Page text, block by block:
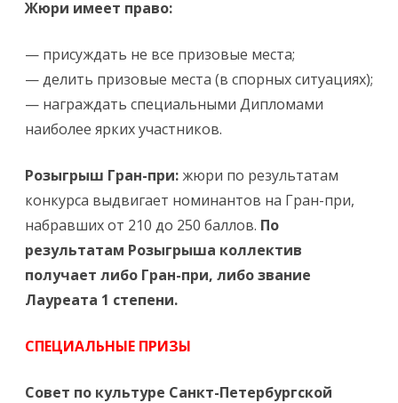
Жюри имеет право:
— присуждать не все призовые места;
— делить призовые места (в спорных ситуациях);
— награждать специальными Дипломами
наиболее ярких участников.
Розыгрыш Гран-при:жюри по результатам
конкурса выдвигает номинантов на Гран-при,
набравших от 210 до 250 баллов. По
результатам Розыгрыша коллектив
получает либо Гран-при, либо звание
Лауреата 1 степени.
СПЕЦИАЛЬНЫЕ ПРИЗЫ
Совет по культуре Санкт-Петербургской